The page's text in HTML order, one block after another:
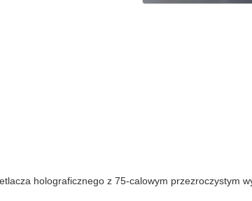
holograficznego z 75-calowym przezroczystym